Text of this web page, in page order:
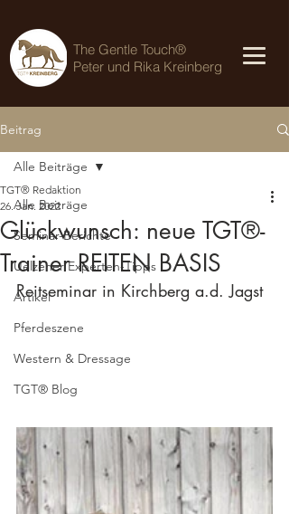
The Gentle Touch®
Peter und Rika Kreinberg
Beitrag
Alle Beiträge
Seminar-Berichte
Uelzener Experten-Tipps
Artikel
Pferdeszene
Western & Dressage
TGT® Blog
Alle Beiträge
Glückwunsch: neue TGT®-
Trainer REITEN BASIS
TGT® Redaktion
26. Jan. 2022
Reitseminar in Kirchberg a.d. Jagst